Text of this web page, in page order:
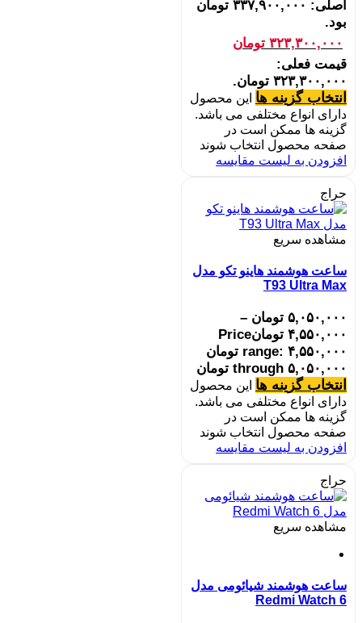
اصلی: ۳۳۷,۹۰۰,۰۰۰ تومان
بود.
۳۲۳,۳۰۰,۰۰۰ تومان
قیمت فعلی:
۳۲۳,۳۰۰,۰۰۰ تومان.
انتخاب گزینه ها این محصول
دارای انواع مختلفی می باشد.
گزینه ها ممکن است در
صفحه محصول انتخاب شوند
افزودن به لیست مقایسه
حراج
مشاهده سریع
ساعت هوشمند هاینو تکو مدل
T93 Ultra Max
۵,۰۵۰,۰۰۰ تومان –
۴,۵۵۰,۰۰۰ تومانPrice
range: ۴,۵۵۰,۰۰۰ تومان
through ۵,۰۵۰,۰۰۰ تومان
انتخاب گزینه ها این محصول
دارای انواع مختلفی می باشد.
گزینه ها ممکن است در
صفحه محصول انتخاب شوند
افزودن به لیست مقایسه
حراج
مشاهده سریع
ساعت هوشمند شیائومی مدل
Redmi Watch 6